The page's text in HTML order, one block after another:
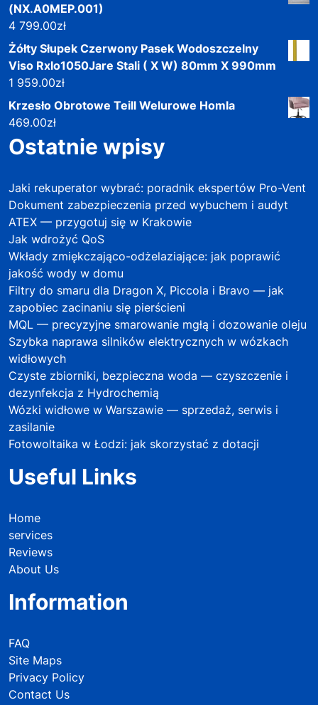
(NX.A0MEP.001)
4 799.00zł
Żółty Słupek Czerwony Pasek Wodoszczelny
Viso Rxlo1050Jare Stali ( X W) 80mm X 990mm
1 959.00zł
Krzesło Obrotowe Teill Welurowe Homla
469.00zł
Ostatnie wpisy
Jaki rekuperator wybrać: poradnik ekspertów Pro-Vent
Dokument zabezpieczenia przed wybuchem i audyt
ATEX — przygotuj się w Krakowie
Jak wdrożyć QoS
Wkłady zmiękczająco-odżelaziające: jak poprawić
jakość wody w domu
Filtry do smaru dla Dragon X, Piccola i Bravo — jak
zapobiec zacinaniu się pierścieni
MQL — precyzyjne smarowanie mgłą i dozowanie oleju
Szybka naprawa silników elektrycznych w wózkach
widłowych
Czyste zbiorniki, bezpieczna woda — czyszczenie i
dezynfekcja z Hydrochemią
Wózki widłowe w Warszawie — sprzedaż, serwis i
zasilanie
Fotowoltaika w Łodzi: jak skorzystać z dotacji
Useful Links
Home
services
Reviews
About Us
Information
FAQ
Site Maps
Privacy Policy
Contact Us